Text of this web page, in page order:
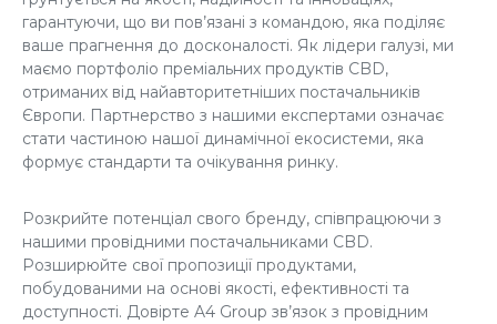
гарантуючи, що ви пов’язані з командою, яка поділяє
ваше прагнення до досконалості. Як лідери галузі, ми
маємо портфоліо преміальних продуктів CBD,
отриманих від найавторитетніших постачальників
Європи. Партнерство з нашими експертами означає
стати частиною нашої динамічної екосистеми, яка
формує стандарти та очікування ринку.
Розкрийте потенціал свого бренду, співпрацюючи з
нашими провідними постачальниками CBD.
Розширюйте свої пропозиції продуктами,
побудованими на основі якості, ефективності та
доступності. Довірте A4 Group зв’язок з провідним